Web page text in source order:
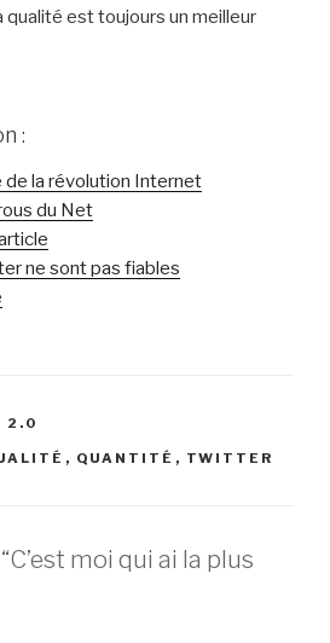
est toujours un meilleur
:
de la révolution Internet
du Net
ne sont pas fiables
2.0
, QUANTITÉ , TWITTER
moi qui ai la plus